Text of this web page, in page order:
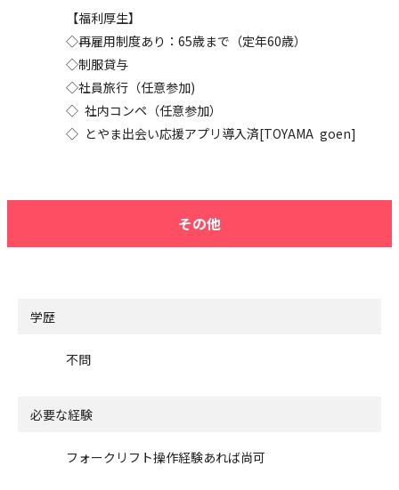
【福利厚生】
◇再雇用制度あり：65歳まで（定年60歳）
◇制服貸与
◇社員旅行（任意参加)
◇ 社内コンペ（任意参加）
◇ とやま出会い応援アプリ導入済[TOYAMA goen]
その他
学歴
不問
必要な経験
フォークリフト操作経験あれば尚可